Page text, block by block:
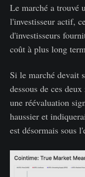
Le marché a trouvé
l'investisseur actif,
d'investisseurs
coût à plus long
Si le marché devait
dessous de ces
une réévaluation
haussier et
est désormais sous